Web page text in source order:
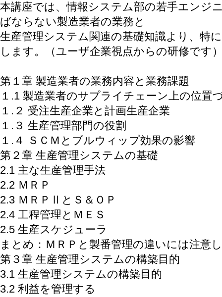
本講座では、情報システム部の若手エンジ
ばならない製造業者の業務と
生産管理システム関連の基礎知識より、特
します。（ユーザ企業視点からの研修です
第１章 製造業者の業務内容と業務課題
１.1 製造業者のサプライチェーン上の位置
１.２ 受注生産企業と計画生産企業
１.３ 生産管理部門の役割
１.４ ＳＣＭとブルウィップ効果の影響
第２章 生産管理システムの基礎
2.1 主な生産管理手法
2.2 ＭＲＰ
2.3 ＭＲＰⅡとＳ＆ＯＰ
2.4 工程管理とＭＥＳ
2.5 生産スケジューラ
まとめ：ＭＲＰと製番管理の違いには注意
第３章 生産管理システムの構築目的
3.1 生産管理システムの構築目的
3.2 利益を管理する